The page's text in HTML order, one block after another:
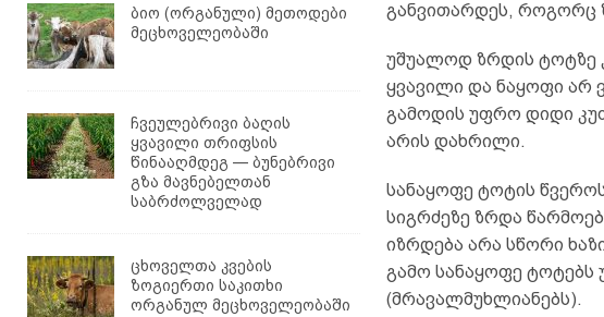
განვითარდეს, როგორც
უშუალოდ ზრდის ტოტზე
ყვავილი და ნაყოფი არ
გამოდის უფრო დიდი
არის დახრილი.
სანაყოფე ტოტის
სიგრძეზე ზრდა
იზრდება არა სწორი
გამო სანაყოფე ტოტებს
(მრავალმუხლიანებს).
ბიო (ორგანული) მეთოდები
მეცხოველეობაში
ჩვეულებრივი ბაღის
ყვავილი თრიფსის
წინააღმდეგ — ბუნებრივი
გზა მავნებელთან
საბრძოლველად
ცხოველთა კვების
ზოგიერთი საკითხი
ორგანულ მეცხოველეობაში